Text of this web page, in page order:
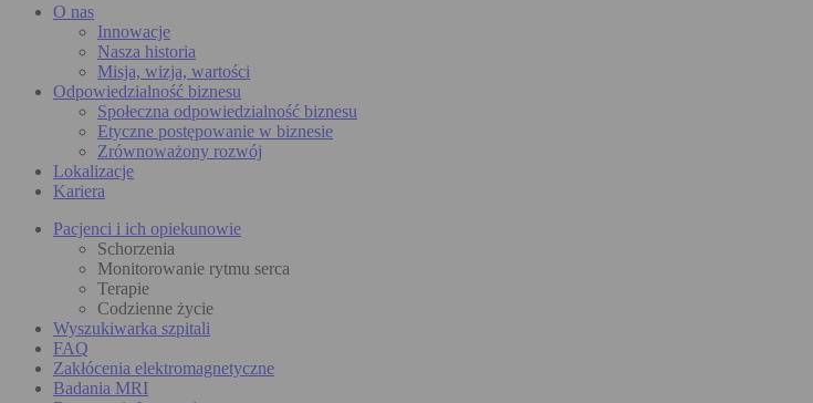
O nas
Innowacje
Nasza historia
Misja, wizja, wartości
Odpowiedzialność biznesu
Społeczna odpowiedzialność biznesu
Etyczne postępowanie w biznesie
Zrównoważony rozwój
Lokalizacje
Kariera
Pacjenci i ich opiekunowie
Schorzenia
Monitorowanie rytmu serca
Terapie
Codzienne życie
Wyszukiwarka szpitali
FAQ
Zakłócenia elektromagnetyczne
Badania MRI